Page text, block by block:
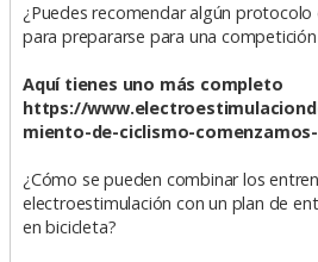
¿Puedes recomendar algún
para prepararse para una
Aquí tienes uno más completo
https://
miento-de-ciclismo-
¿Cómo se pueden combinar los
electroestimulación con un plan de
en bicicleta?